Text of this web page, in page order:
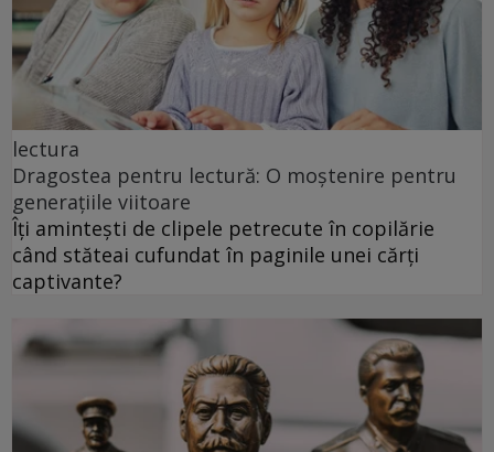
lectura
Dragostea pentru lectură: O moștenire pentru
generațiile viitoare
Îți amintești de clipele petrecute în copilărie
când stăteai cufundat în paginile unei cărți
captivante?